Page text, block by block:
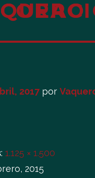
2017por
: 1.125 × 1.500
2015